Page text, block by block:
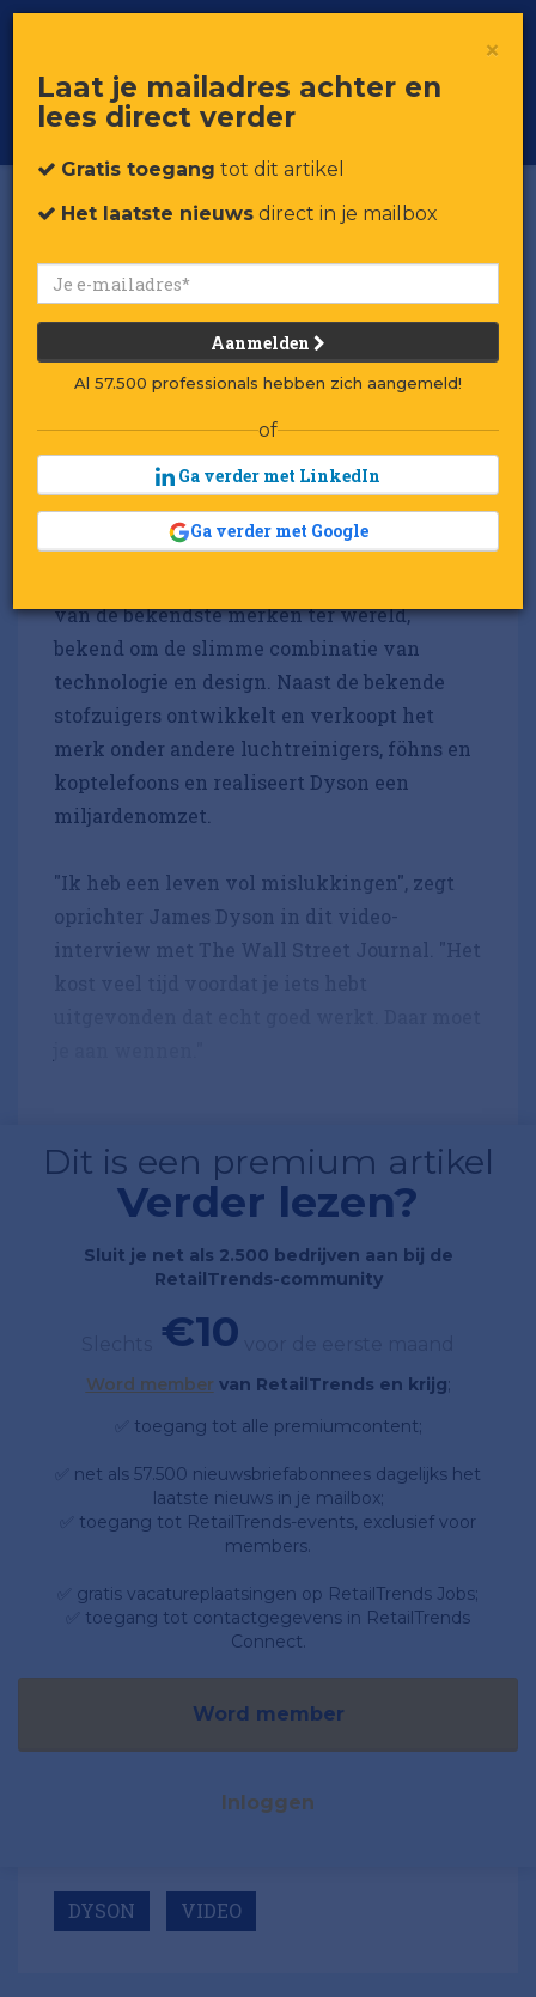
Voor professionals in retail & brands
Toggle
Video: Het leven 'vol
mislukkingen' van de
Dyson-oprichter
Gepubliceerd op 10 juni 2025 om 15:55
P
as na meer dan 5.000 handgemaakte
prototypen kwam de befaamde
Dyson-stofzuiger op de markt.
van de bekendste merken ter wereld,
bekend om de slimme combinatie van
technologie en design. Naast de bekende
stofzuigers ontwikkelt en verkoopt het
merk onder andere luchtreinigers, föhns en
koptelefoons en realiseert Dyson een
miljardenomzet.
"Ik heb een leven vol mislukkingen", zegt
oprichter James Dyson in dit video-
interview met The Wall Street Journal. "Het
Dit is een premium artikel
Verder lezen?
Sluit je net als 2.500 bedrijven aan bij de
RetailTrends-community
€10
Word member van RetailTrends en krijg;
✅ toegang tot alle premiumcontent;
✅ net als 57.500 nieuwsbriefabonnees dagelijks het
laatste nieuws in je mailbox;
✅ toegang tot RetailTrends-events, exclusief voor
members.
✅ gratis vacatureplaatsingen op RetailTrends Jobs;
✅ toegang tot contactgegevens in RetailTrends
Connect.
Word member
Inloggen
DYSON VIDEO
×
Laat je mailadres achter en
lees direct verder
Gratis toegang tot dit artikel
Het laatste nieuws direct in je mailbox
Aanmelden
Al 57.500 professionals hebben zich aangemeld!
of
Ga verder met LinkedIn
Ga verder met Google